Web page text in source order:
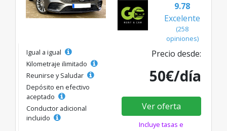
9.78
Excelente
(258
opiniones)
Igual a igual
Kilometraje ilimitado
Reunirse y Saludar
Depósito en efectivo
aceptado
Conductor adicional
incluido
Precio desde:
50€/día
Ver oferta
Incluye tasas e